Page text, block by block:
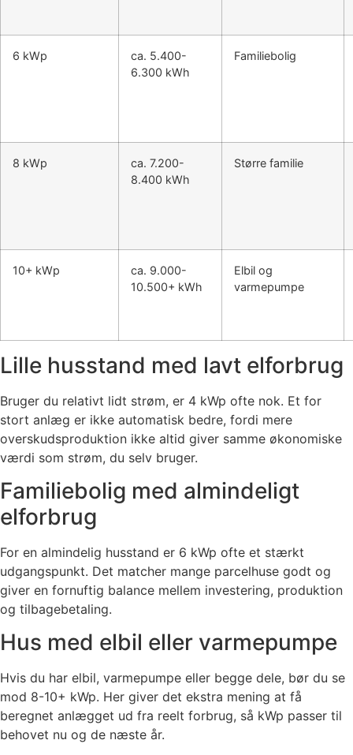
6 kWp
ca. 5.400-
6.300 kWh
Familiebolig
8 kWp
ca. 7.200-
8.400 kWh
Større familie
10+ kWp
ca. 9.000-
10.500+ kWh
Elbil og
varmepumpe
Lille husstand med lavt elforbrug
Bruger du relativt lidt strøm, er 4 kWp ofte nok. Et for
stort anlæg er ikke automatisk bedre, fordi mere
overskudsproduktion ikke altid giver samme økonomiske
værdi som strøm, du selv bruger.
Familiebolig med almindeligt
elforbrug
For en almindelig husstand er 6 kWp ofte et stærkt
udgangspunkt. Det matcher mange parcelhuse godt og
giver en fornuftig balance mellem investering, produktion
og tilbagebetaling.
Hus med elbil eller varmepumpe
Hvis du har elbil, varmepumpe eller begge dele, bør du se
mod 8-10+ kWp. Her giver det ekstra mening at få
beregnet anlægget ud fra reelt forbrug, så kWp passer til
behovet nu og de næste år.